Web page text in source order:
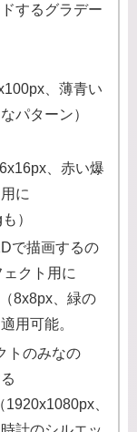
するグラデー
、薄青い
パターン）
、赤い爆
に
）
で描画するの
クト用に
8x8px、緑の
用可能。
トのみなの
、